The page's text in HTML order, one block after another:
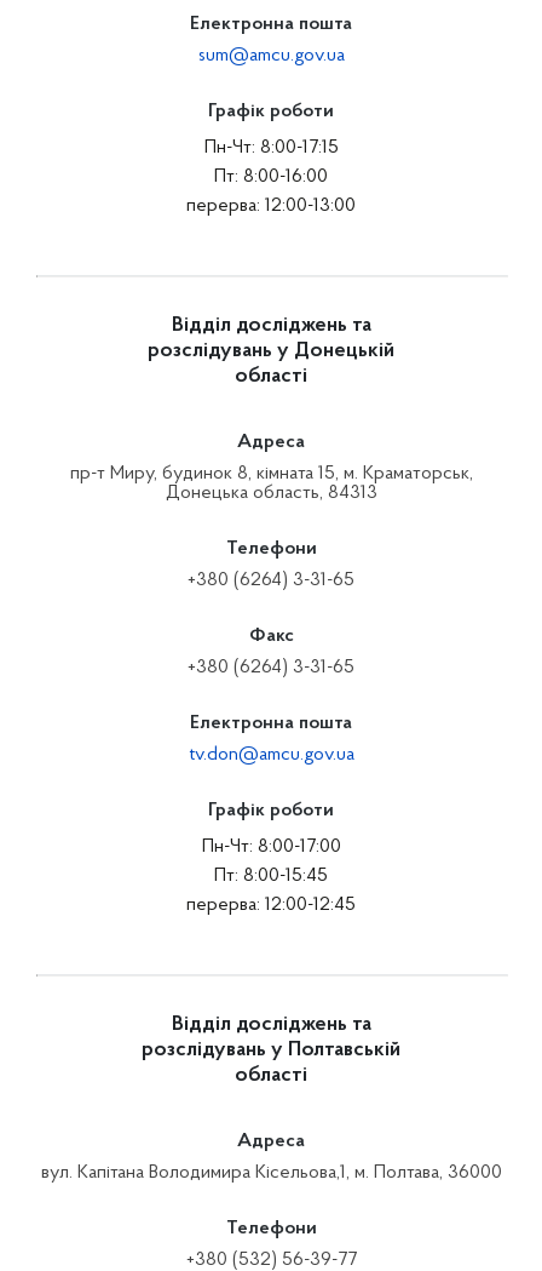
Електронна пошта
sum@amcu.gov.ua
Графік роботи
Пн-Чт: 8:00-17:15
Пт: 8:00-16:00
перерва: 12:00-13:00
Відділ досліджень та
розслідувань у Донецькій
області
Адреса
пр-т Миру, будинок 8, кімната 15, м. Краматорськ,
Донецька область, 84313
Телефони
+380 (6264) 3-31-65
Факс
+380 (6264) 3-31-65
Електронна пошта
tv.don@amcu.gov.ua
Графік роботи
Пн-Чт: 8:00-17:00
Пт: 8:00-15:45
перерва: 12:00-12:45
Відділ досліджень та
розслідувань у Полтавській
області
Адреса
вул. Капітана Володимира Кісельова,1, м. Полтава, 36000
Телефони
+380 (532) 56-39-77